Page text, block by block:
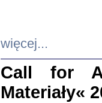
więcej...
Call for
Materiały«